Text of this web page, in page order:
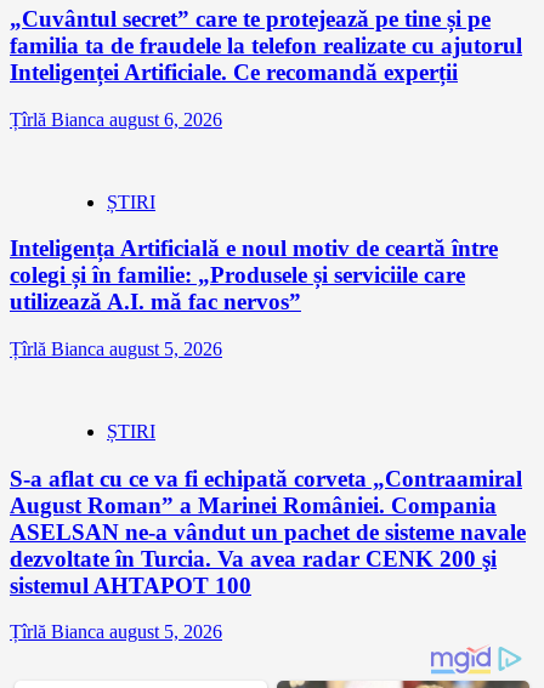
„Cuvântul secret” care te protejează pe tine și pe
familia ta de fraudele la telefon realizate cu ajutorul
Inteligenței Artificiale. Ce recomandă experții
Țîrlă Bianca august 6, 2026
ȘTIRI
Inteligența Artificială e noul motiv de ceartă între
colegi și în familie: „Produsele și serviciile care
utilizează A.I. mă fac nervos”
Țîrlă Bianca august 5, 2026
ȘTIRI
S-a aflat cu ce va fi echipată corveta „Contraamiral
August Roman” a Marinei României. Compania
ASELSAN ne-a vândut un pachet de sisteme navale
dezvoltate în Turcia. Va avea radar CENK 200 şi
sistemul AHTAPOT 100
Țîrlă Bianca august 5, 2026